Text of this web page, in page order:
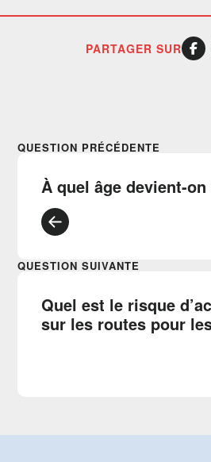
PARTAGER SUR
QUESTION PRÉCÉDENTE
À quel âge devient-
QUESTION SUIVANTE
Quel est le risque
sur les routes pour